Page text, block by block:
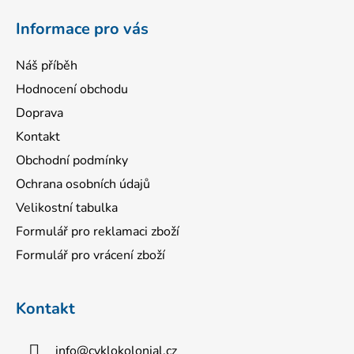
Informace pro vás
Náš příběh
Hodnocení obchodu
Doprava
Kontakt
Obchodní podmínky
Ochrana osobních údajů
Velikostní tabulka
Formulář pro reklamaci zboží
Formulář pro vrácení zboží
Kontakt